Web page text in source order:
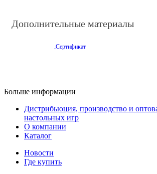
Дополнительные материалы
Сертификат
Больше информации
Дистрибьюция, производство и
настольных игр
О компании
Каталог
Новости
Где купить